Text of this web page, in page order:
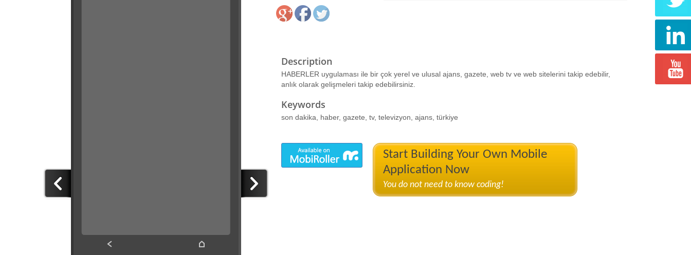
Description
HABERLER uygulaması ile bir çok yerel ve ulusal ajans, gazete, web tv ve web sitelerini takip edebilir,
anlık olarak gelişmeleri takip edebilirsiniz.
Keywords
son dakika, haber, gazete, tv, televizyon, ajans, türkiye
Start Building Your Own Mobile
Application Now
You do not need to know coding!